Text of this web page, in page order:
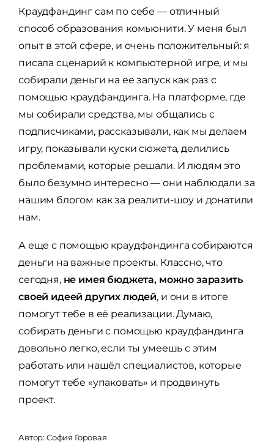
Краудфандинг сам по себе — отличный
способ образования комьюнити. У меня был
опыт в этой сфере, и очень положительный: я
писала сценарий к компьютерной игре, и мы
собирали деньги на ее запуск как раз с
помощью краудфандинга. На платформе, где
мы собирали средства, мы общались с
подписчиками, рассказывали, как мы делаем
игру, показывали куски сюжета, делились
проблемами, которые решали. И людям это
было безумно интересно — они наблюдали за
нашим блогом как за реалити-шоу и донатили
нам.
А еще с помощью краудфандинга собираются
деньги на важные проекты. Классно, что
сегодня, не имея бюджета, можно заразить
своей идеей других людей, и они в итоге
помогут тебе в её реализации. Думаю,
собирать деньги с помощью краудфандинга
довольно легко, если ты умеешь с этим
работать или нашёл специалистов, которые
помогут тебе «упаковать» и продвинуть
проект.
Автор: София Горовая